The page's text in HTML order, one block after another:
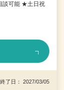
談可能 ★土日祝
了日： 2027/03/05